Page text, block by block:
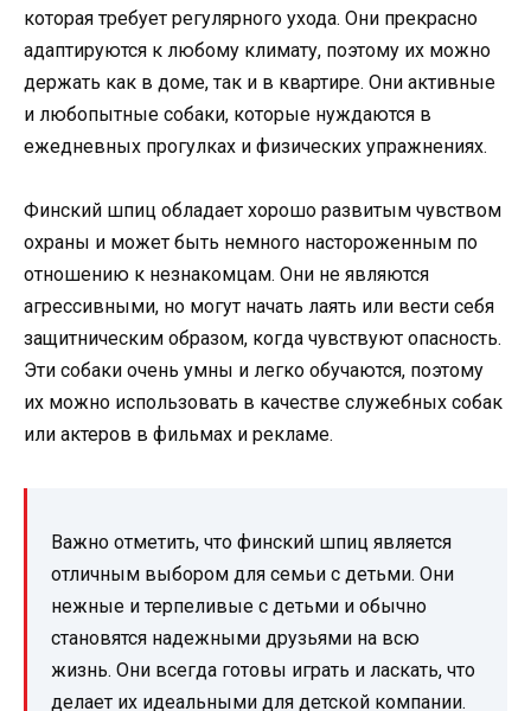
которая требует регулярного ухода. Они прекрасно
адаптируются к любому климату, поэтому их можно
держать как в доме, так и в квартире. Они активные
и любопытные собаки, которые нуждаются в
ежедневных прогулках и физических упражнениях.
Финский шпиц обладает хорошо развитым чувством
охраны и может быть немного настороженным по
отношению к незнакомцам. Они не являются
агрессивными, но могут начать лаять или вести себя
защитническим образом, когда чувствуют опасность.
Эти собаки очень умны и легко обучаются, поэтому
их можно использовать в качестве служебных собак
или актеров в фильмах и рекламе.
Важно отметить, что финский шпиц является
отличным выбором для семьи с детьми. Они
нежные и терпеливые с детьми и обычно
становятся надежными друзьями на всю
жизнь. Они всегда готовы играть и ласкать, что
делает их идеальными для детской компании.